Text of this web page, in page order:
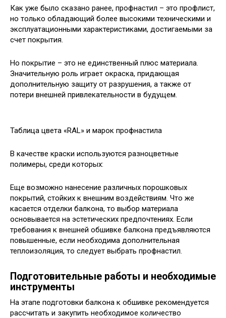
Как уже было сказано ранее, профнастил – это профлист,
но только обладающий более высокими техническими и
эксплуатационными характеристиками, достигаемыми за
счет покрытия.
Но покрытие – это не единственный плюс материала.
Значительную роль играет окраска, придающая
дополнительную защиту от разрушения, а также от
потери внешней привлекательности в будущем.
Таблица цвета «RAL» и марок профнастила
В качестве краски используются разноцветные
полимеры, среди которых:
Еще возможно нанесение различных порошковых
покрытий, стойких к внешним воздействиям. Что же
касается отделки балкона, то выбор материала
основывается на эстетических предпочтениях. Если
требования к внешней обшивке балкона предъявляются
повышенные, если необходима дополнительная
теплоизоляция, то следует выбрать профнастил.
Подготовительные работы и необходимые
инструменты
На этапе подготовки балкона к обшивке рекомендуется
рассчитать и закупить необходимое количество